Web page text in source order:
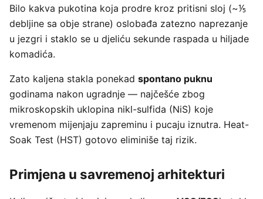
Bilo kakva pukotina koja prodre kroz pritisni sloj (~⅕
debljine sa obje strane) oslobađa zatezno naprezanje
u jezgri i staklo se u djeliću sekunde raspada u hiljade
komadića.
Zato kaljena stakla ponekad spontano puknu
godinama nakon ugradnje — najčešće zbog
mikroskopskih uklopina nikl-sulfida (NiS) koje
vremenom mijenjaju zapreminu i pucaju iznutra. Heat-
Soak Test (HST) gotovo eliminiše taj rizik.
Primjena u savremenoj arhitekturi